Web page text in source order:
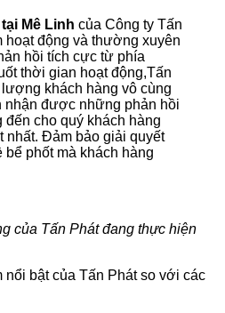
Mê Linh của Công ty Tấn
hoạt động và thường xuyên
hồi tích cực từ phía
thời gian hoạt động,Tấn
khách hàng vô cùng
nhận được những phản hồi
cho quý khách hàng
nhất. Đảm bảo giải quyết
bể phốt mà khách hàng
của Tấn Phát đang thực hiện
nổi bật của Tấn Phát so với các